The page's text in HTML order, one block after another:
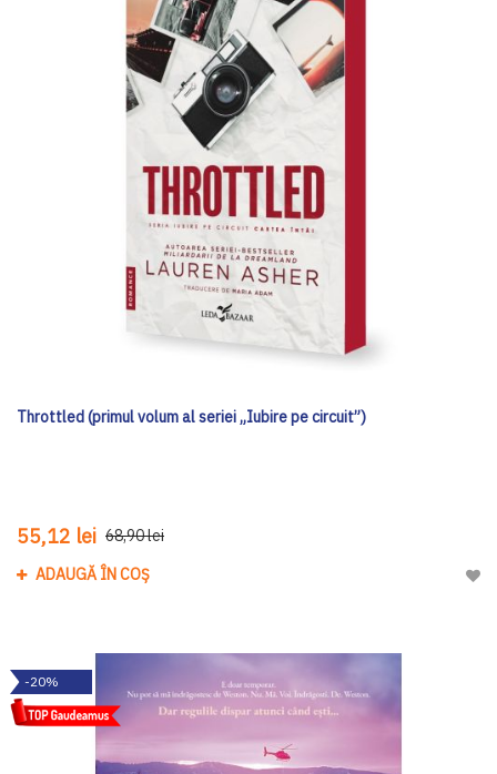
Throttled (primul volum al seriei „Iubire pe circuit”)
55,12 lei 68,90 lei
ADAUGĂ ÎN COȘ
-20%